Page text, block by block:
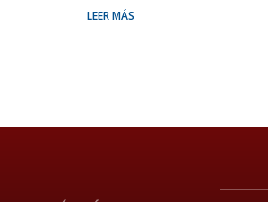
LEER MÁS